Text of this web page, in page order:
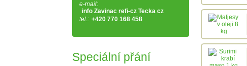
e-mail:
info Zavinac refi-cz Tecka cz
tel.: +420 770 168 458
Speciální přání